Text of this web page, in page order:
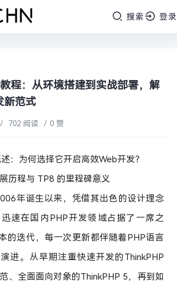
搜索 登录
程：从环境搭建到实战部署，解
新范式
/ 702 阅读 / 0 赞
：为何选择它开启高效Web开发？
历程与 TP8 的里程碑意义
年诞生以来，凭借其出色的设计理念
速在国内PHP开发领域占据了一席之
的迭代，每一次更新都伴随着PHP语言
进。从早期注重快速开发的ThinkPHP
、全面面向对象的ThinkPHP 5，再到如